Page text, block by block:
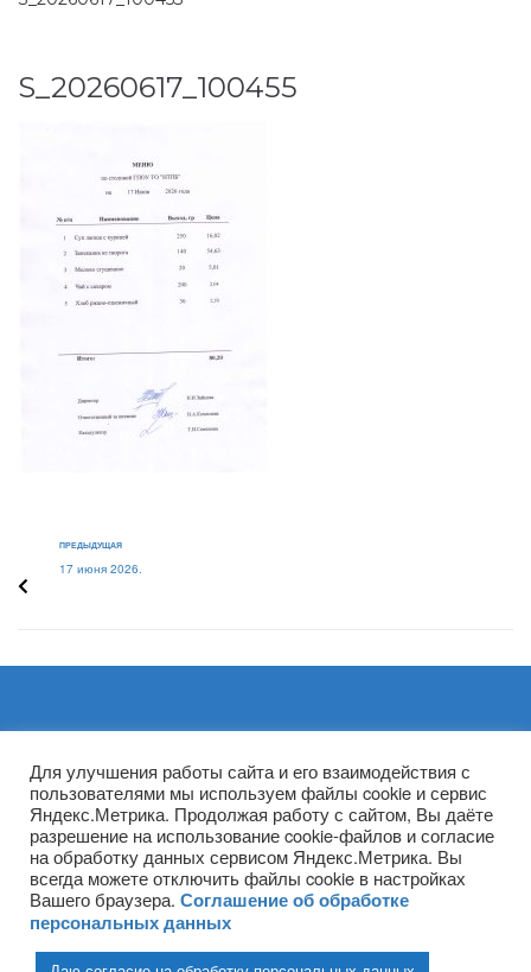
S_20260617_100455
ПРЕДЫДУЩАЯ
17 июня 2026.
Архивы
(ГПОУ ТО «НТПБ») 2020 г. ©
Для улучшения работы сайта и его взаимодействия с
пользователями мы используем файлы cookie и сервис
Яндекс.Метрика. Продолжая работу с сайтом, Вы даёте
разрешение на использование cookie-файлов и согласие
на обработку данных сервисом Яндекс.Метрика. Вы
всегда можете отключить файлы cookie в настройках
Вашего браузера. Соглашение об обработке
персональных данных